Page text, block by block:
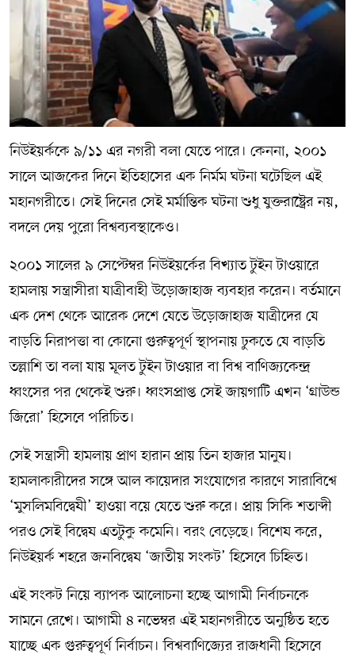
নিউইয়র্ককে ৯/১১ এর নগরী বলা যেতে পারে। কেননা, ২০০১
সালে আজকের দিনে ইতিহাসের এক নির্মম ঘটনা ঘটেছিল এই
মহানগরীতে। সেই দিনের সেই মর্মান্তিক ঘটনা শুধু যুক্তরাষ্ট্রের নয়,
বদলে দেয় পুরো বিশ্বব্যবস্থাকেও।
২০০১ সালের ৯ সেপ্টেম্বর নিউইয়র্কের বিখ্যাত টুইন টাওয়ারে
হামলায় সন্ত্রাসীরা যাত্রীবাহী উড়োজাহাজ ব্যবহার করেন। বর্তমানে
এক দেশ থেকে আরেক দেশে যেতে উড়োজাহাজ যাত্রীদের যে
বাড়তি নিরাপত্তা বা কোনো গুরুত্বপূর্ণ স্থাপনায় ঢুকতে যে বাড়তি
তল্লাশি তা বলা যায় মূলত টুইন টাওয়ার বা বিশ্ব বাণিজ্যকেন্দ্র
ধ্বংসের পর থেকেই শুরু। ধ্বংসপ্রাপ্ত সেই জায়গাটি এখন ‘গ্রাউন্ড
জিরো’ হিসেবে পরিচিত।
সেই সন্ত্রাসী হামলায় প্রাণ হারান প্রায় তিন হাজার মানুষ।
হামলাকারীদের সঙ্গে আল কায়েদার সংযোগের কারণে সারাবিশ্বে
‘মুসলিমবিদ্বেষী’ হাওয়া বয়ে যেতে শুরু করে। প্রায় সিকি শতাব্দী
পরও সেই বিদ্বেষ এতটুকু কমেনি। বরং বেড়েছে। বিশেষ করে,
নিউইয়র্ক শহরে জনবিদ্বেষ ‘জাতীয় সংকট’ হিসেবে চিহ্নিত।
এই সংকট নিয়ে ব্যাপক আলোচনা হচ্ছে আগামী নির্বাচনকে
সামনে রেখে। আগামী ৪ নভেম্বর এই মহানগরীতে অনুষ্ঠিত হতে
যাচ্ছে এক গুরুত্বপূর্ণ নির্বাচন। বিশ্ববাণিজ্যের রাজধানী হিসেবে